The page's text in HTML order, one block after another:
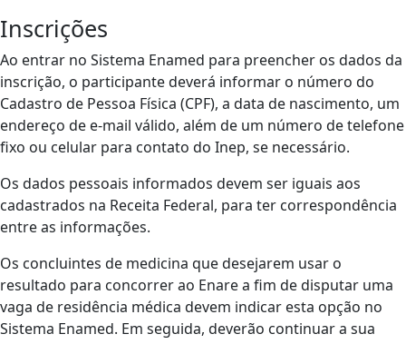
Inscrições
Ao entrar no Sistema Enamed para preencher os dados da
inscrição, o participante deverá informar o número do
Cadastro de Pessoa Física (CPF), a data de nascimento, um
endereço de e-mail válido, além de um número de telefone
fixo ou celular para contato do Inep, se necessário.
Os dados pessoais informados devem ser iguais aos
cadastrados na Receita Federal, para ter correspondência
entre as informações.
Os concluintes de medicina que desejarem usar o
resultado para concorrer ao Enare a fim de disputar uma
vaga de residência médica devem indicar esta opção no
Sistema Enamed. Em seguida, deverão continuar a sua